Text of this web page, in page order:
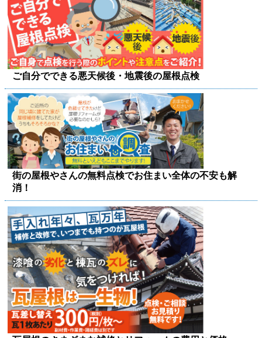
ご自分でできる悪天候後・地震後の屋根点検
街の屋根やさんの無料点検でお住まい全体の不安も解
消！